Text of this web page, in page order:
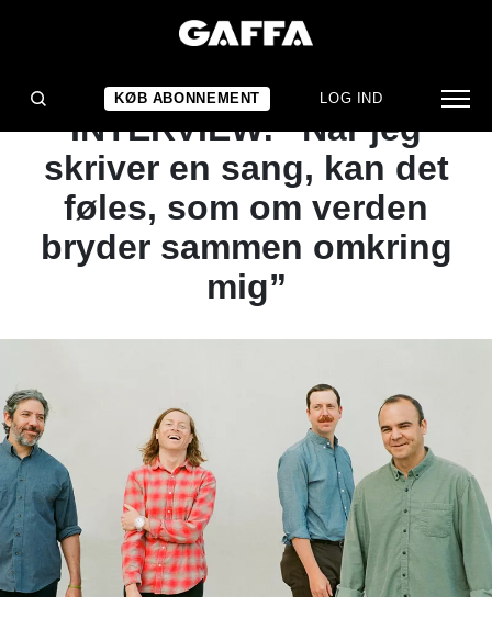
KØB ABONNEMENT LOG IND
ARTIKEL
FUTURE ISLANDS-
INTERVIEW: ”Når jeg
skriver en sang, kan det
føles, som om verden
bryder sammen omkring
mig”